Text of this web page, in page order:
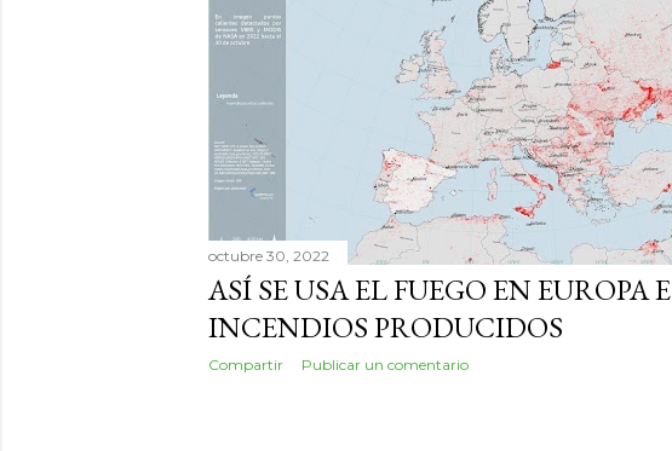
octubre 30, 2022
ASÍ SE USA EL FUEGO EN EUROPA E
INCENDIOS PRODUCIDOS
Compartir Publicar un comentario